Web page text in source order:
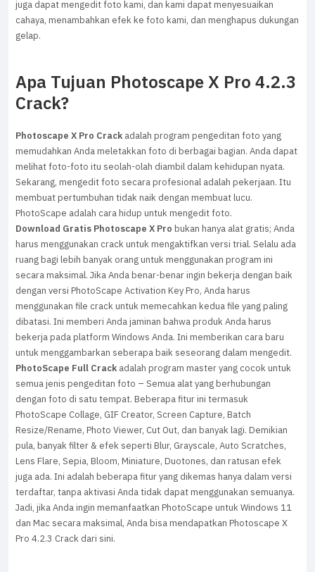
juga dapat mengedit foto kami, dan kami dapat menyesuaikan
cahaya, menambahkan efek ke foto kami, dan menghapus dukungan
gelap.
Apa Tujuan Photoscape X Pro 4.2.3
Crack?
Photoscape X Pro Crack adalah program pengeditan foto yang
memudahkan Anda meletakkan foto di berbagai bagian. Anda dapat
melihat foto-foto itu seolah-olah diambil dalam kehidupan nyata.
Sekarang, mengedit foto secara profesional adalah pekerjaan. Itu
membuat pertumbuhan tidak naik dengan membuat lucu.
PhotoScape adalah cara hidup untuk mengedit foto.
Download Gratis Photoscape X Pro bukan hanya alat gratis; Anda
harus menggunakan crack untuk mengaktifkan versi trial. Selalu ada
ruang bagi lebih banyak orang untuk menggunakan program ini
secara maksimal. Jika Anda benar-benar ingin bekerja dengan baik
dengan versi PhotoScape Activation Key Pro, Anda harus
menggunakan file crack untuk memecahkan kedua file yang paling
dibatasi. Ini memberi Anda jaminan bahwa produk Anda harus
bekerja pada platform Windows Anda. Ini memberikan cara baru
untuk menggambarkan seberapa baik seseorang dalam mengedit.
PhotoScape Full Crack adalah program master yang cocok untuk
semua jenis pengeditan foto – Semua alat yang berhubungan
dengan foto di satu tempat. Beberapa fitur ini termasuk
PhotoScape Collage, GIF Creator, Screen Capture, Batch
Resize/Rename, Photo Viewer, Cut Out, dan banyak lagi. Demikian
pula, banyak filter & efek seperti Blur, Grayscale, Auto Scratches,
Lens Flare, Sepia, Bloom, Miniature, Duotones, dan ratusan efek
juga ada. Ini adalah beberapa fitur yang dikemas hanya dalam versi
terdaftar, tanpa aktivasi Anda tidak dapat menggunakan semuanya.
Jadi, jika Anda ingin memanfaatkan PhotoScape untuk Windows 11
dan Mac secara maksimal, Anda bisa mendapatkan Photoscape X
Pro 4.2.3 Crack dari sini.